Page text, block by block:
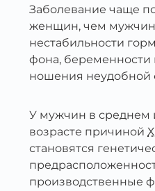
Заболевание чаще
женщин, чем
нестабильности
фона, беременности
ношения неудобной
У мужчин в среднем
возрасте причиной
становятся
производственные